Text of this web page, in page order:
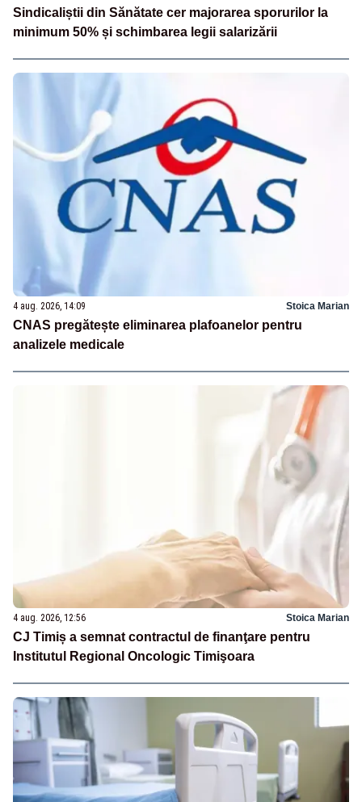
Sindicaliștii din Sănătate cer majorarea sporurilor la
minimum 50% și schimbarea legii salarizării
4 aug. 2026, 14:09 Stoica Marian
CNAS pregătește eliminarea plafoanelor pentru
analizele medicale
4 aug. 2026, 12:56 Stoica Marian
CJ Timiș a semnat contractul de finanţare pentru
Institutul Regional Oncologic Timişoara